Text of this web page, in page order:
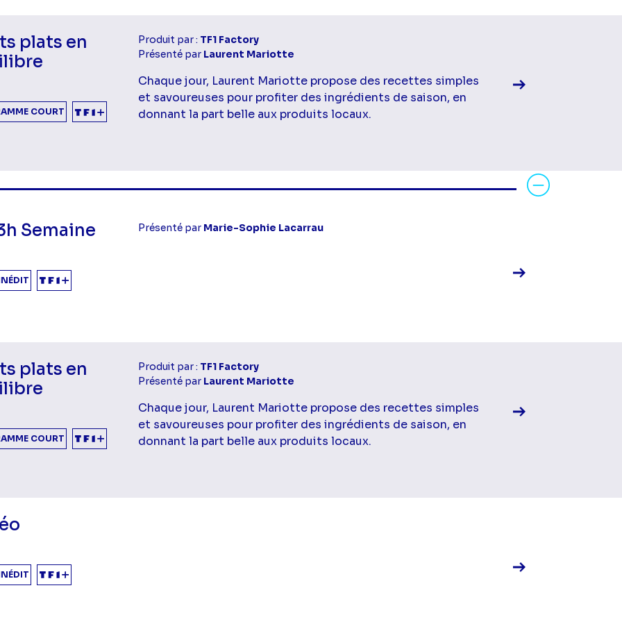
plats en
COURT
Produit par : TF1 Factory
Présenté par Laurent Mariotte
Chaque jour, Laurent Mariotte propose des recettes simples
et savoureuses pour profiter des ingrédients de saison, en
donnant la part belle aux produits locaux.
Après-midi
Semaine Présenté par Marie-Sophie Lacarrau
plats en
COURT
Produit par : TF1 Factory
Présenté par Laurent Mariotte
Chaque jour, Laurent Mariotte propose des recettes simples
et savoureuses pour profiter des ingrédients de saison, en
donnant la part belle aux produits locaux.